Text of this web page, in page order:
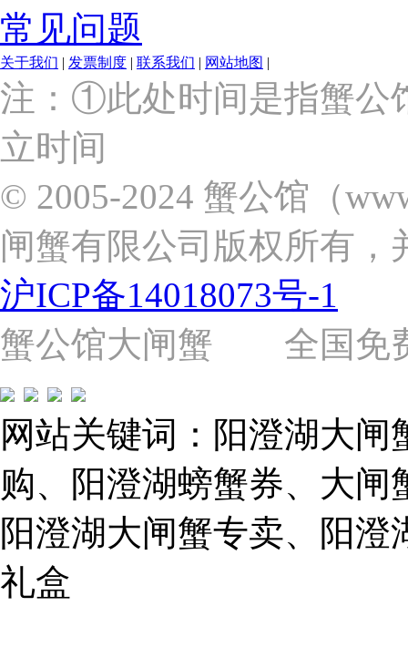
常见问题
关于我们 | 发票制度 | 联系我们 | 网站地图 |
上
海
市
浦
东
区
杨
路
号
（靠
近
苗
圃
路）
Tel:
021-
62243579
E-
mail:
859749344@qq.com
1019225591
注：①此处时间是指蟹公
立时间
© 2005-2024 蟹公馆（
闸蟹有限公司版权所有，
沪ICP备14018073号-1
蟹公馆大闸蟹 全国免费
网站关键词：阳澄湖大
购、阳澄湖螃蟹券、大
阳澄湖大闸蟹专卖、阳
礼盒